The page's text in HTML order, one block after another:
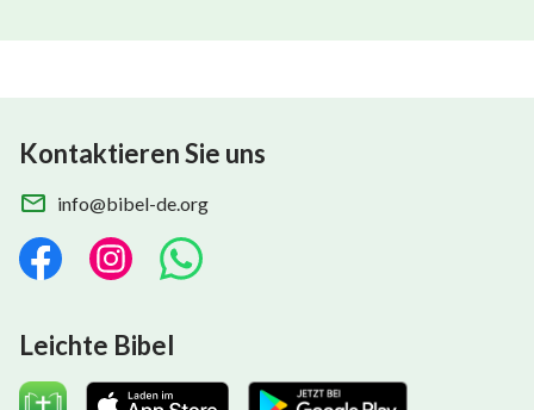
Kontaktieren Sie uns
info@bibel-de.org
Leichte Bibel